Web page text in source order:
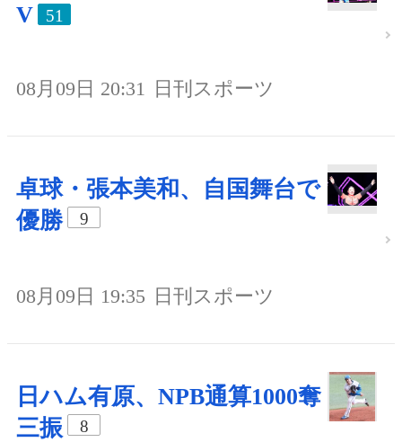
V
51
08月09日 20:31 日刊スポーツ
卓球・張本美和、自国舞台で
優勝
9
08月09日 19:35 日刊スポーツ
日ハム有原、NPB通算1000奪
三振
8